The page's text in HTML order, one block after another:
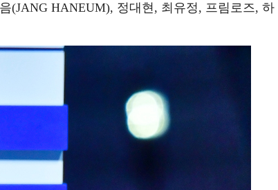
(JANG HANEUM), 정대현, 최유정, 프림로즈, 하